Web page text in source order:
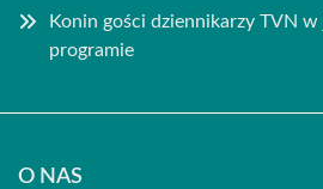
Konin gości dziennikarzy TVN
programie
O NAS